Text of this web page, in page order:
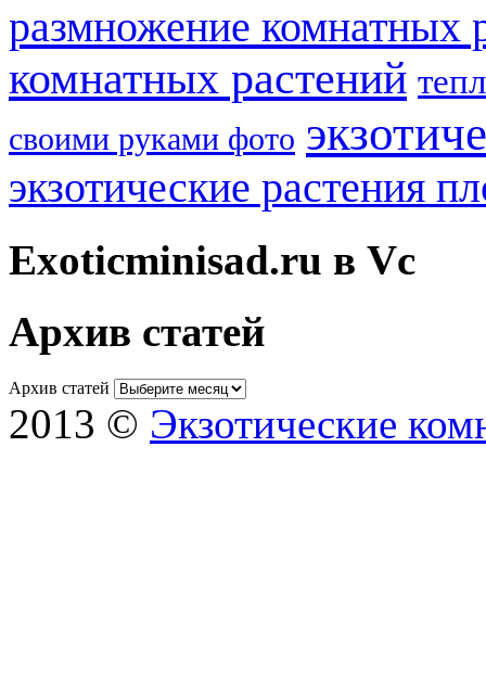
размножение комнатных
комнатных растений
своими руками фото
экзотические растения
Exoticminisad.ru в Vc
Архив статей
Архив статей
2013 © Экзотические